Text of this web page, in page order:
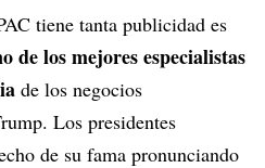
tiene tanta publicidad es
de los mejores especialistas
de los negocios
Los presidentes
de su fama pronunciando